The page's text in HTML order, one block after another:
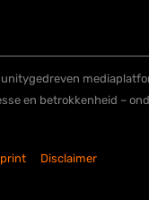
en betrokkenheid –
Disclaimer